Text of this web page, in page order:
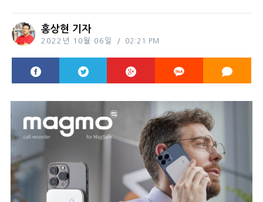
홍상현 기자
2022년 10월 06일 02:21 PM